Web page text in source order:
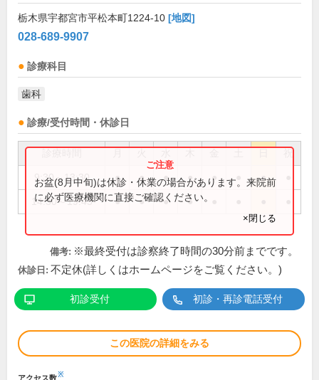
栃木県宇都宮市平松本町1224-10 [地図]
028-689-9907
診療科目
歯科
診療/受付時間・休診日
祝
9:30～13:30 ● ● ● ● ● ●
14:30～19:45 ● ● ● ●
お盆(8月中旬)は休診・休業の場合があります。来院前
に必ず医療機関に直接ご確認ください。
×閉じる
備考: ※最終受付は診察終了時間の30分前までです。
休診日: 不定休(詳しくはホームページをご覧ください。)
初診受付 初診・再診電話受付
この医院の詳細をみる
アクセス数※